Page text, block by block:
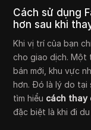
Cách sử dụng
hơn sau khi
Khi vị trí của bạn
cho giao dịch. Một
bán mới, khu vực
hơn. Đó là lý do tại
tìm hiểu cách thay
đặc biệt là khi đi